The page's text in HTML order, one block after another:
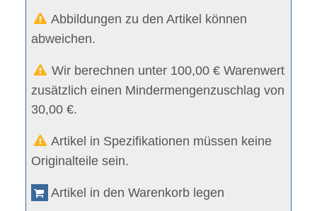
Abbildungen zu den Artikel können
abweichen.
Wir berechnen unter 100,00 € Warenwert
zusätzlich einen Mindermengenzuschlag von
30,00 €.
Artikel in Spezifikationen müssen keine
Originalteile sein.
Artikel in den Warenkorb legen